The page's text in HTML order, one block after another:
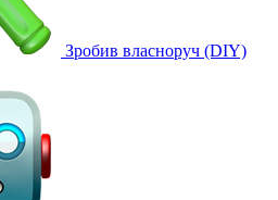
Зробив власноруч (DIY)